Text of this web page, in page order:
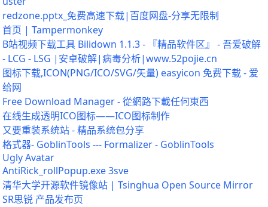
redzone.pptx_免费高速下载|百度网盘-分享无限制
首页 | Tampermonkey
B站视频下载工具 Bilidown 1.1.3 - 『精品软件区』 - 吾爱破解
- LCG - LSG |安卓破解|病毒分析|www.52pojie.cn
图标下载,ICON(PNG/ICO/SVG/矢量) easyicon 免费下载 - 爱
给网
Free Download Manager - 從網路下載任何東西
在线生成透明ICO图标——ICO图标制作
又要重装系统站 - 精品系统包分享
格式器- GoblinTools --- Formalizer - GoblinTools
Ugly Avatar
AntiRick_rollPopup.exe 3sve
清华大学开源软件镜像站 | Tsinghua Open Source Mirror
SR思锐 产品发布页